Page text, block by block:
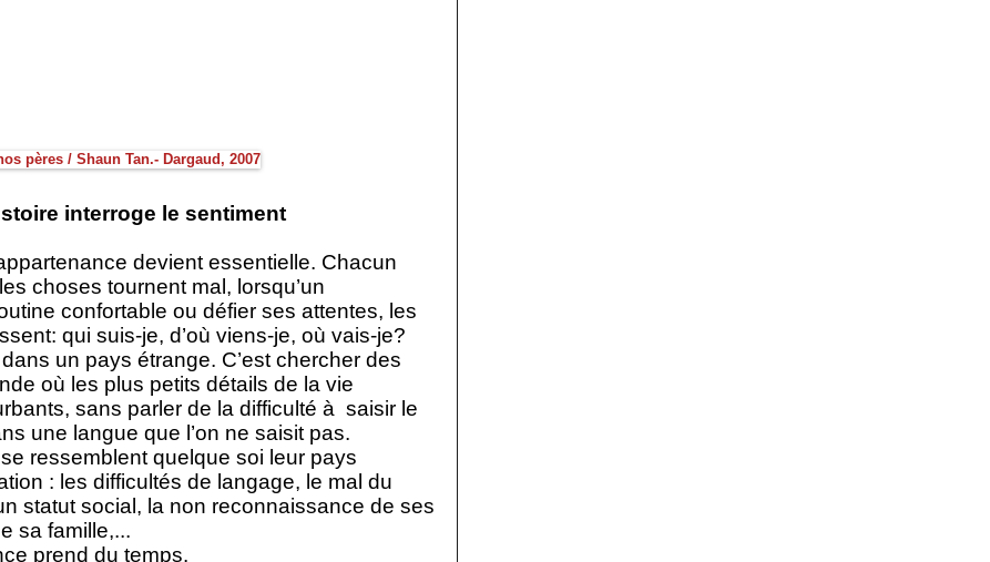
interroge le sentiment
devient essentielle. Chacun
choses tournent mal, lorsqu’un
confortable ou défier ses attentes, les
qui suis-je, d’où viens-je, où vais-je?
un pays étrange. C’est chercher des
où les plus petits détails de la vie
sans parler de la difficulté à saisir le
une langue que l’on ne saisit pas.
ressemblent quelque soi leur pays
: les difficultés de langage, le mal du
statut social, la non reconnaissance de ses
sa famille,...
prend du temps.